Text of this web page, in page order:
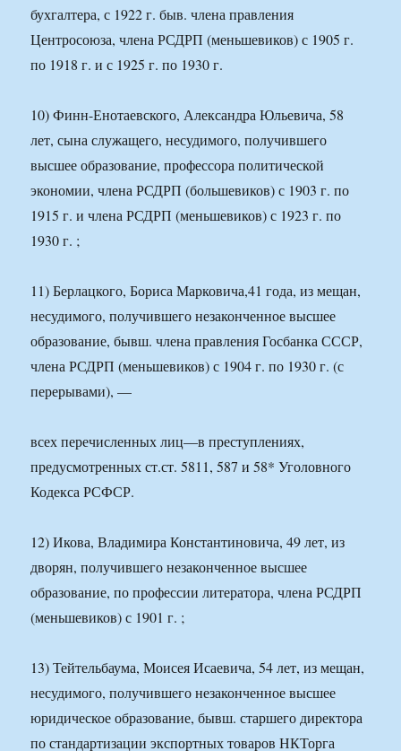
бухгалтера, с 1922 г. быв. члена правления
Центросоюза, члена РСДРП (меньшевиков) с 1905 г.
по 1918 г. и с 1925 г. по 1930 г.
10) Финн-Енотаевского, Александра Юльевича, 58
лет, сына служащего, несудимого, получившего
высшее образование, профессора политической
экономии, члена РСДРП (большевиков) с 1903 г. по
1915 г. и члена РСДРП (меньшевиков) с 1923 г. по
1930 г. ;
11) Берлацкого, Бориса Марковича,41 года, из мещан,
несудимого, получившего незаконченное высшее
образование, бывш. члена правления Госбанка СССР,
члена РСДРП (меньшевиков) с 1904 г. по 1930 г. (с
перерывами), —
всех перечисленных лиц—в преступлениях,
предусмотренных ст.ст. 5811, 587 и 58* Уголовного
Кодекса РСФСР.
12) Икова, Владимира Константиновича, 49 лет, из
дворян, получившего незаконченное высшее
образование, по профессии литератора, члена РСДРП
(меньшевиков) с 1901 г. ;
13) Тейтельбаума, Моисея Исаевича, 54 лет, из мещан,
несудимого, получившего незаконченное высшее
юридическое образование, бывш. старшего директора
по стандартизации экспортных товаров НКТорга